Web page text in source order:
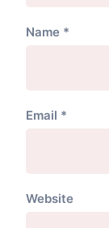
Name *
Email *
Website